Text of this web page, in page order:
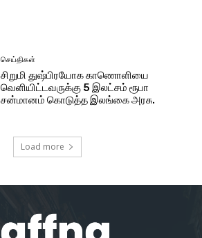
செய்திகள்
சிறுமி துஷ்பிரயோக காணொளியை
வெளியிட்டவருக்கு 5 இலட்சம் ரூபா
சன்மானம் கொடுத்த இலங்கை அரசு.
Load more